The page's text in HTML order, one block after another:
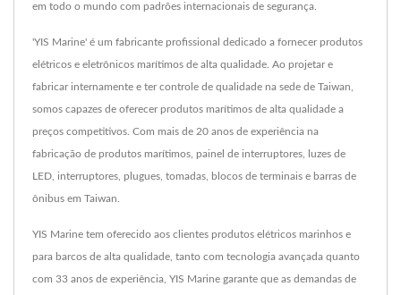
em todo o mundo com padrões internacionais de segurança.
'YIS Marine' é um fabricante profissional dedicado a fornecer produtos
elétricos e eletrônicos marítimos de alta qualidade. Ao projetar e
fabricar internamente e ter controle de qualidade na sede de Taiwan,
somos capazes de oferecer produtos marítimos de alta qualidade a
preços competitivos. Com mais de 20 anos de experiência na
fabricação de produtos marítimos, painel de interruptores, luzes de
LED, interruptores, plugues, tomadas, blocos de terminais e barras de
ônibus em Taiwan.
YIS Marine tem oferecido aos clientes produtos elétricos marinhos e
para barcos de alta qualidade, tanto com tecnologia avançada quanto
com 33 anos de experiência, YIS Marine garante que as demandas de